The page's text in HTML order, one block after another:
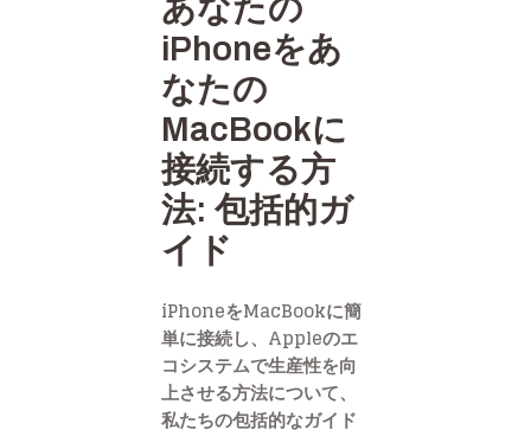
あなたの
iPhoneをあ
なたの
MacBookに
接続する方
法: 包括的ガ
イド
iPhoneをMacBookに簡
単に接続し、Appleのエ
コシステムで生産性を向
上させる方法について、
私たちの包括的なガイド